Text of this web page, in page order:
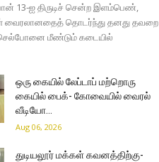
13-ஐ திருடிச் சென்ற இளம்பெண்,
வைரலானதைத் தொடர்ந்து தனது தவறை
மீண்டும் கடையில்
ஒரு கையில் லேப்டாப் மற்றொரு
கையில் பைக்- கோவையில் வைரல்
வீடியோ…
Aug 06, 2026
துடியலூர் மக்கள் கவனத்திற்கு-